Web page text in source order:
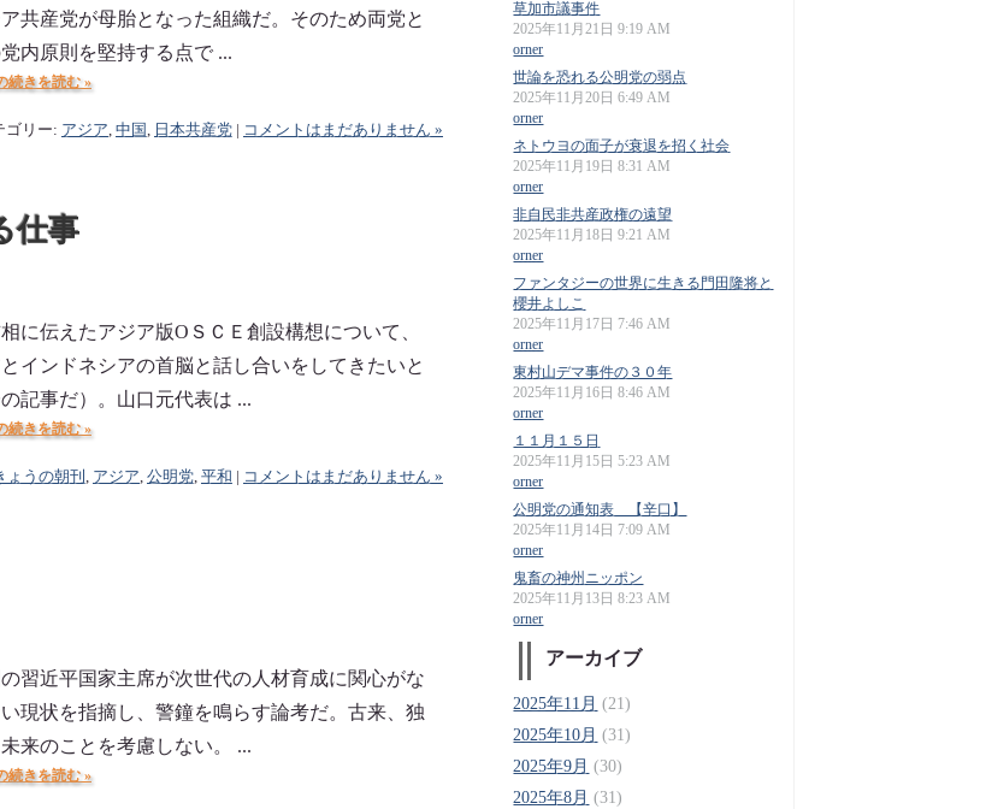
共産党が母胎となった組織だ。そのため両党と
内原則を堅持する点で ...
続きを読む »
ゴリー: アジア, 中国, 日本共産党| コメントはまだありません »
仕事
に伝えたアジア版ОＳＣＥ創設構想について、
インドネシアの首脳と話し合いをしてきたいと
記事だ）。山口元代表は ...
続きを読む »
ょうの朝刊 , アジア, 公明党, 平和 コメントはまだありません »
習近平国家主席が次世代の人材育成に関心がな
現状を指摘し、警鐘を鳴らす論考だ。古来、独
来のことを考慮しない。 ...
続きを読む »
草加市議事件
2025年11月21日 9:19 AM
orner
世論を恐れる公明党の弱点
2025年11月20日 6:49 AM
orner
ネトウヨの面子が衰退を招く社会
2025年11月19日 8:31 AM
orner
非自民非共産政権の遠望
2025年11月18日 9:21 AM
orner
ファンタジーの世界に生きる門田隆将と
櫻井よしこ
2025年11月17日 7:46 AM
orner
東村山デマ事件の３０年
2025年11月16日 8:46 AM
orner
１１月１５日
2025年11月15日 5:23 AM
orner
公明党の通知表 【辛口】
2025年11月14日 7:09 AM
orner
鬼畜の神州ニッポン
2025年11月13日 8:23 AM
orner
アーカイブ
2025年11月 (21)
2025年10月 (31)
2025年9月 (30)
2025年8月 (31)